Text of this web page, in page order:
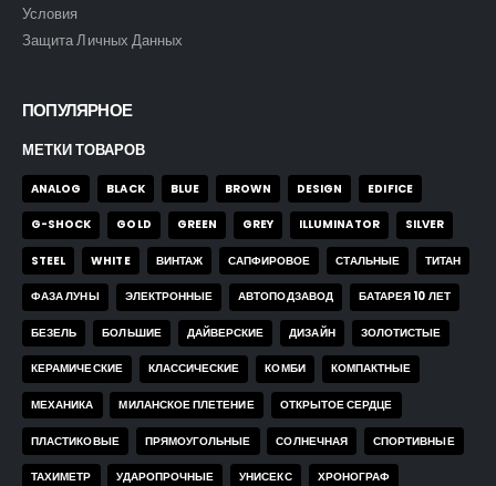
Условия
Защита Личных Данных
ПОПУЛЯРНОЕ
МЕТКИ ТОВАРОВ
ANALOG BLACK BLUE BROWN DESIGN EDIFICE
G-SHOCK GOLD GREEN GREY ILLUMINATOR SILVER
STEEL WHITE ВИНТАЖ САПФИРОВОЕ СТАЛЬНЫЕ ТИТАН
ФАЗА ЛУНЫ ЭЛЕКТРОННЫЕ АВТОПОДЗАВОД БАТАРЕЯ 10 ЛЕТ
БЕЗЕЛЬ БОЛЬШИЕ ДАЙВЕРСКИЕ ДИЗАЙН ЗОЛОТИСТЫЕ
КЕРАМИЧЕСКИЕ КЛАССИЧЕСКИЕ КОМБИ КОМПАКТНЫЕ
МЕХАНИКА МИЛАНСКОЕ ПЛЕТЕНИЕ ОТКРЫТОЕ СЕРДЦЕ
ПЛАСТИКОВЫЕ ПРЯМОУГОЛЬНЫЕ СОЛНЕЧНАЯ СПОРТИВНЫЕ
ТАХИМЕТР УДАРОПРОЧНЫЕ УНИСЕКС ХРОНОГРАФ